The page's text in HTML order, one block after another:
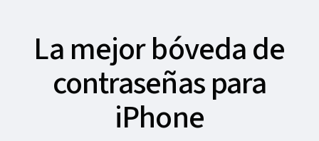
La mejor bóveda de
contraseñas para
iPhone